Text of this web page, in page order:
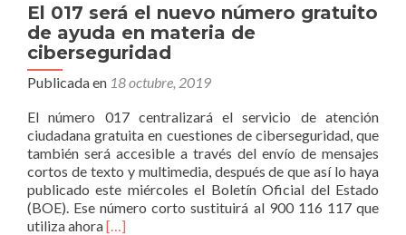
El 017 será el nuevo número gratuito
de ayuda en materia de
ciberseguridad
Publicada en 18 octubre, 2019
El número 017 centralizará el servicio de atención
ciudadana gratuita en cuestiones de ciberseguridad, que
también será accesible a través del envío de mensajes
cortos de texto y multimedia, después de que así lo haya
publicado este miércoles el Boletín Oficial del Estado
(BOE). Ese número corto sustituirá al 900 116 117 que
utiliza ahoraLeer
[…]